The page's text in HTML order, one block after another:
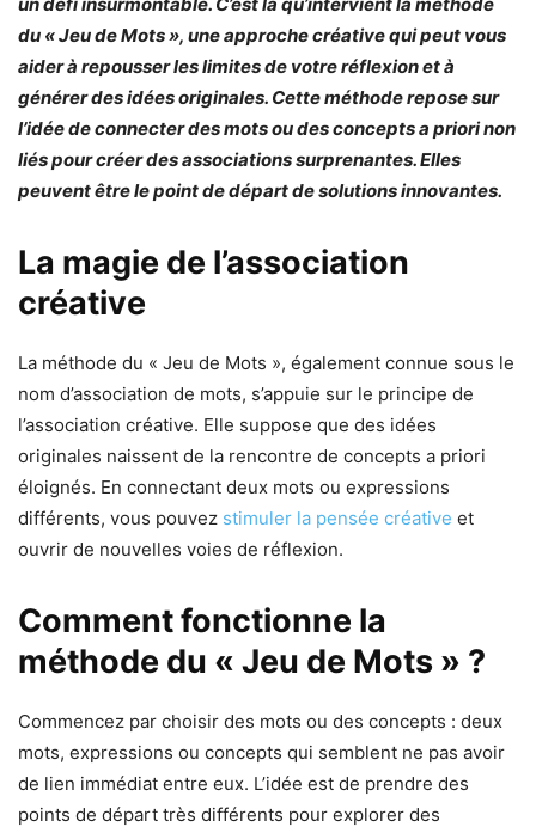
du « Jeu de Mots », une approche créative qui peut vous
aider à repousser les limites de votre réflexion et à
générer des idées originales. Cette méthode repose sur
l’idée de connecter des mots ou des concepts a priori non
liés pour créer des associations surprenantes. Elles
peuvent être le point de départ de solutions innovantes.
La magie de l’association
créative
La méthode du « Jeu de Mots », également connue sous le
nom d’association de mots, s’appuie sur le principe de
l’association créative. Elle suppose que des idées
originales naissent de la rencontre de concepts a priori
éloignés. En connectant deux mots ou expressions
différents, vous pouvez stimuler la pensée créative et
ouvrir de nouvelles voies de réflexion.
Comment fonctionne la
méthode du « Jeu de Mots » ?
Commencez par choisir des mots ou des concepts : deux
mots, expressions ou concepts qui semblent ne pas avoir
de lien immédiat entre eux. L’idée est de prendre des
points de départ très différents pour explorer des